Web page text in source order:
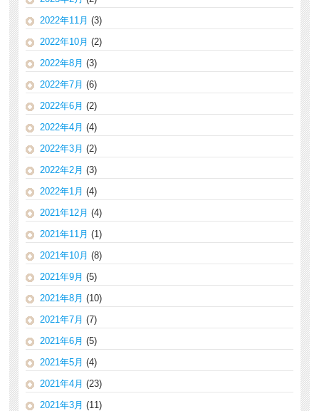
2022年11月 (3)
2022年10月 (2)
2022年8月 (3)
2022年7月 (6)
2022年6月 (2)
2022年4月 (4)
2022年3月 (2)
2022年2月 (3)
2022年1月 (4)
2021年12月 (4)
2021年11月 (1)
2021年10月 (8)
2021年9月 (5)
2021年8月 (10)
2021年7月 (7)
2021年6月 (5)
2021年5月 (4)
2021年4月 (23)
2021年3月 (11)